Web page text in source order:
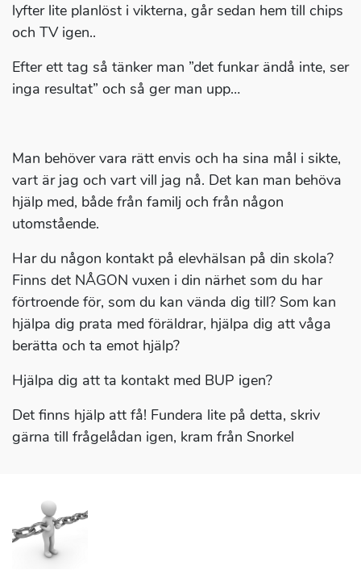
lyfter lite planlöst i vikterna, går sedan hem till chips
och TV igen..
Efter ett tag så tänker man ”det funkar ändå inte, ser
inga resultat” och så ger man upp…
Man behöver vara rätt envis och ha sina mål i sikte,
vart är jag och vart vill jag nå. Det kan man behöva
hjälp med, både från familj och från någon
utomstående.
Har du någon kontakt på elevhälsan på din skola?
Finns det NÅGON vuxen i din närhet som du har
förtroende för, som du kan vända dig till? Som kan
hjälpa dig prata med föräldrar, hjälpa dig att våga
berätta och ta emot hjälp?
Hjälpa dig att ta kontakt med BUP igen?
Det finns hjälp att få! Fundera lite på detta, skriv
gärna till frågelådan igen, kram från Snorkel